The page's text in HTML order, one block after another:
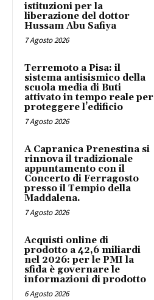
istituzioni per la
liberazione del dottor
Hussam Abu Safiya
7 Agosto 2026
Terremoto a Pisa: il
sistema antisismico della
scuola media di Buti
attivato in tempo reale per
proteggere l’edificio
7 Agosto 2026
A Capranica Prenestina si
rinnova il tradizionale
appuntamento con il
Concerto di Ferragosto
presso il Tempio della
Maddalena.
7 Agosto 2026
Acquisti online di
prodotto a 42,6 miliardi
nel 2026: per le PMI la
sfida è governare le
informazioni di prodotto
6 Agosto 2026